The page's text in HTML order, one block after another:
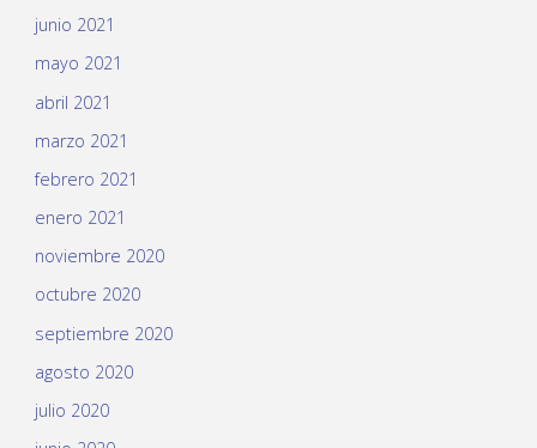
junio 2021
mayo 2021
abril 2021
marzo 2021
febrero 2021
enero 2021
noviembre 2020
octubre 2020
septiembre 2020
agosto 2020
julio 2020